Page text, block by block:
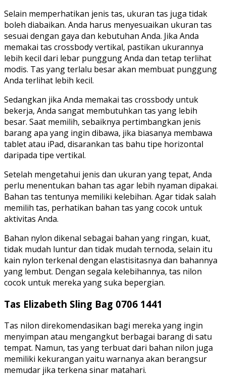
Selain memperhatikan jenis tas, ukuran tas juga tidak
boleh diabaikan. Anda harus menyesuaikan ukuran tas
sesuai dengan gaya dan kebutuhan Anda. Jika Anda
memakai tas crossbody vertikal, pastikan ukurannya
lebih kecil dari lebar punggung Anda dan tetap terlihat
modis. Tas yang terlalu besar akan membuat punggung
Anda terlihat lebih kecil.
Sedangkan jika Anda memakai tas crossbody untuk
bekerja, Anda sangat membutuhkan tas yang lebih
besar. Saat memilih, sebaiknya pertimbangkan jenis
barang apa yang ingin dibawa, jika biasanya membawa
tablet atau iPad, disarankan tas bahu tipe horizontal
daripada tipe vertikal.
Setelah mengetahui jenis dan ukuran yang tepat, Anda
perlu menentukan bahan tas agar lebih nyaman dipakai.
Bahan tas tentunya memiliki kelebihan. Agar tidak salah
memilih tas, perhatikan bahan tas yang cocok untuk
aktivitas Anda.
Bahan nylon dikenal sebagai bahan yang ringan, kuat,
tidak mudah luntur dan tidak mudah ternoda, selain itu
kain nylon terkenal dengan elastisitasnya dan bahannya
yang lembut. Dengan segala kelebihannya, tas nilon
cocok untuk mereka yang suka bepergian.
Tas Elizabeth Sling Bag 0706 1441
Tas nilon direkomendasikan bagi mereka yang ingin
menyimpan atau mengangkut berbagai barang di satu
tempat. Namun, tas yang terbuat dari bahan nilon juga
memiliki kekurangan yaitu warnanya akan berangsur
memudar jika terkena sinar matahari.